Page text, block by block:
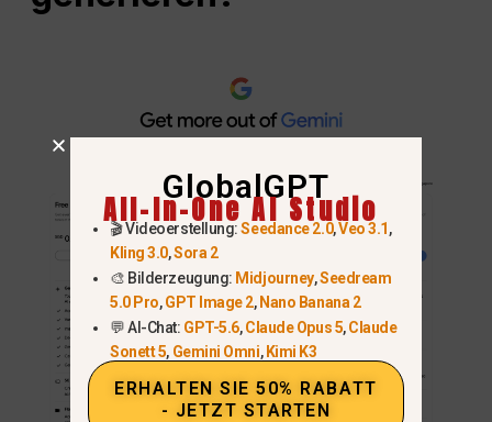
GlobalGPT
All-In-One AI Studio
🎬 Videoerstellung:Seedance 2.0,Veo 3.1,
Kling 3.0,Sora 2
🎨 Bilderzeugung: Midjourney,Seedream
5.0 Pro,GPT Image 2,Nano Banana 2
💬 AI-Chat: GPT-5.6,Claude Opus 5,Claude
Sonett 5, Gemini Omni,Kimi K3
ERHALTEN SIE 50% RABATT
- JETZT STARTEN